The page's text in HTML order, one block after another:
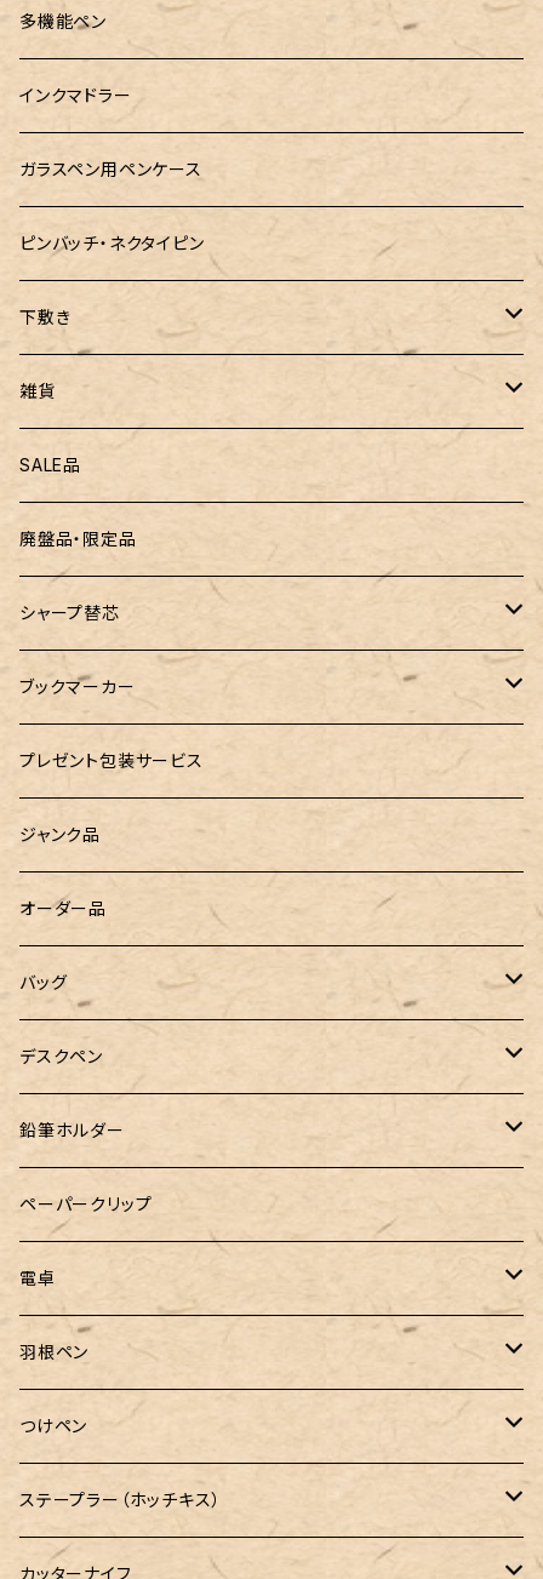
ロットリング
マルチペン
Luddite（ラダイト）
MONTEVERDE(モンテベルテ)
LAMY（ラミー）
ぺんてる
三菱鉛筆
ZEBRA（ゼブラ）
ROMEO（ロメオ）
こぶた工房
島田小割製材所
Ystudio（ワイスタジオ）
LOGステーショナリー
WATERMAN（ウォーターマン）
工房sokoharo（そこはろ）
島田小割製材所
Ystudio（ワイスタジオ）
工房sokoharo（そこはろ）
黄金富士ひのき御朱印帳
御朱印帳袋・カバー
CRUCIAL（クルーシャル）御朱印帳
Ystudio（ワイスタジオ）
あけぼの工房
多機能ペン
インクマドラー
ガラスペン用ペンケース
ピンバッチ・ネクタイピン
下敷き
専用リフィル
雑貨
黒板
跳び箱小物入れ
バランスゲーム（3種の木のおもちゃ）
どんぐりころころ（木のおもちゃ）
ラジオメーター
Tempo Drop（テンポドロップ）
グラスマーカー
バッグハンガー
SALE品
廃盤品・限定品
シャープ替芯
ぺんてる
廃盤品 Ain シュタイン 0.3
廃盤品 Ain シュタイン 0.2
ブックマーカー
ペーパーペン by if
プレゼント包装サービス
ジャンク品
オーダー品
バッグ
&Liebe(アンドリーベ)
デスクペン
24季 スタビライズドウッド
鉛筆ホルダー
LOGステーショナリー
ペーパークリップ
電卓
CASIO（カシオ）
羽根ペン
ボルトレッティ
ルビナート
つけペン
ボルトレッティ
ステープラー（ホッチキス）
エルカスコ
カッターナイフ